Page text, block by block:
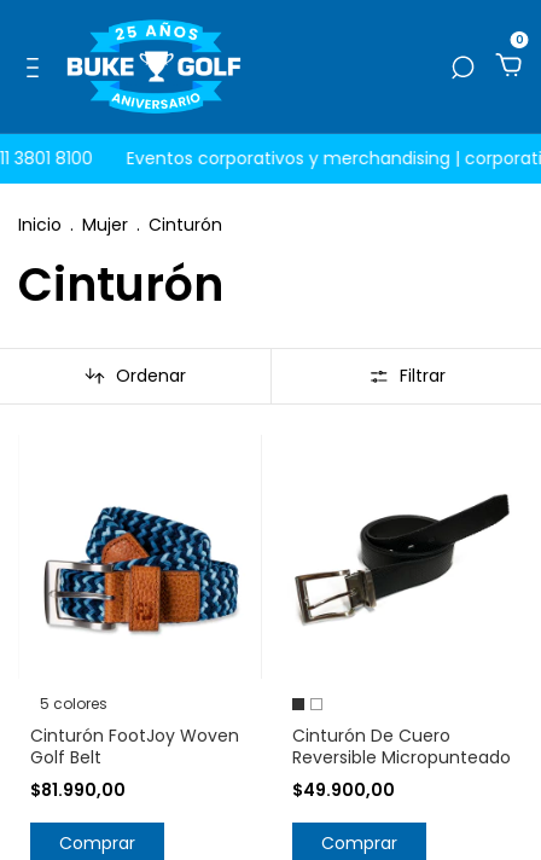
0
3801 8100 Eventos corporativos y merchandising |
Inicio . Mujer . Cinturón
Cinturón
Ordenar Filtrar
5 colores
Cinturón FootJoy Woven
Golf Belt
$81.990,00
Comprar
Cinturón De Cuero
Reversible Micropunteado
$49.900,00
Comprar